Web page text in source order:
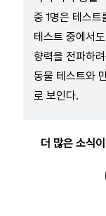
중 1명은 테스
테스트 중에서
향력을 전파하
동물 테스트와
로 보인다.
더 많은 소식